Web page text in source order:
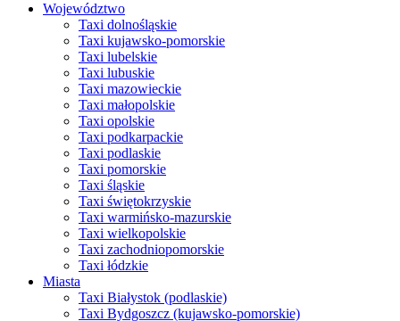
Województwo
Taxi dolnośląskie
Taxi kujawsko-pomorskie
Taxi lubelskie
Taxi lubuskie
Taxi mazowieckie
Taxi małopolskie
Taxi opolskie
Taxi podkarpackie
Taxi podlaskie
Taxi pomorskie
Taxi śląskie
Taxi świętokrzyskie
Taxi warmińsko-mazurskie
Taxi wielkopolskie
Taxi zachodniopomorskie
Taxi łódzkie
Miasta
Taxi Białystok (podlaskie)
Taxi Bydgoszcz (kujawsko-pomorskie)